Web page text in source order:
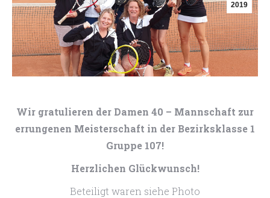
2019
Wir gratulieren der Damen 40 – Mannschaft zur
errungenen Meisterschaft in der Bezirksklasse 1
Gruppe 107!
Herzlichen Glückwunsch!
Beteiligt waren siehe Photo